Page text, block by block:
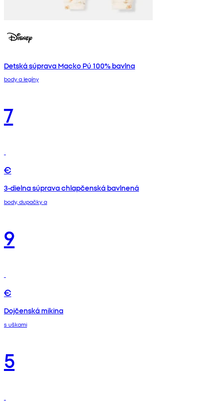
Detská súprava Macko Pú 100% bavlna
body a legíny
7
€
3-dielna súprava chlapčenská bavlnená
body, dupačky a
9
€
Dojčenská mikina
s uškami
5